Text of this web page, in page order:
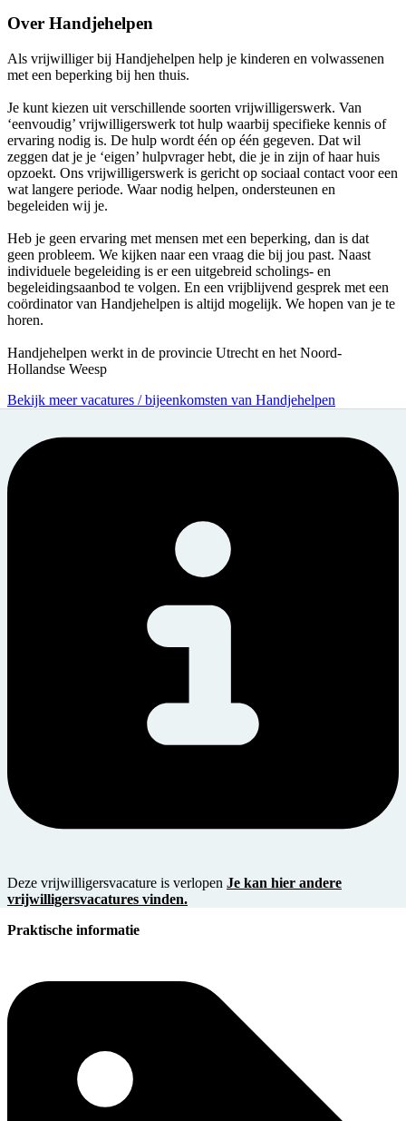
Over Handjehelpen
Als vrijwilliger bij Handjehelpen help je kinderen en volwassenen
met een beperking bij hen thuis.
Je kunt kiezen uit verschillende soorten vrijwilligerswerk. Van
‘eenvoudig’ vrijwilligerswerk tot hulp waarbij specifieke kennis of
ervaring nodig is. De hulp wordt één op één gegeven. Dat wil
zeggen dat je je ‘eigen’ hulpvrager hebt, die je in zijn of haar huis
opzoekt. Ons vrijwilligerswerk is gericht op sociaal contact voor een
wat langere periode. Waar nodig helpen, ondersteunen en
begeleiden wij je.
Heb je geen ervaring met mensen met een beperking, dan is dat
geen probleem. We kijken naar een vraag die bij jou past. Naast
individuele begeleiding is er een uitgebreid scholings- en
begeleidingsaanbod te volgen. En een vrijblijvend gesprek met een
coördinator van Handjehelpen is altijd mogelijk. We hopen van je te
horen.
Handjehelpen werkt in de provincie Utrecht en het Noord-
Hollandse Weesp
Bekijk meer vacatures / bijeenkomsten van Handjehelpen
Deze vrijwilligersvacature is verlopen Je kan hier andere
vrijwilligersvacatures vinden.
Praktische informatie